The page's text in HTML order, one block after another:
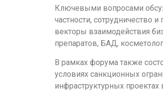
Ключевыми вопросами
частности, сотрудничество
векторы взаимодействия
препаратов, БАД,
В рамках форума также
условиях санкционных
инфраструктурных